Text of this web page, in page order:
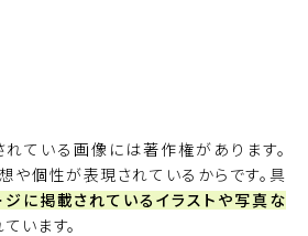
ている画像には著作権があります。
や個性が表現されているからです。具
に掲載されているイラストや写真な
います。